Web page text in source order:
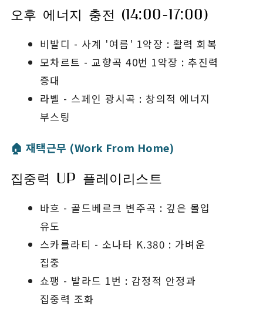
오후 에너지 충전 (14:00-17:00)
비발디 - 사계 '여름' 1악장 : 활력 회복
모차르트 - 교향곡 40번 1악장 : 추진력
증대
라벨 - 스페인 광시곡 : 창의적 에너지
부스팅
🏠 재택근무 (Work From Home)
집중력 UP 플레이리스트
바흐 - 골드베르크 변주곡 : 깊은 몰입
유도
스카를라티 - 소나타 K.380 : 가벼운
집중
쇼팽 - 발라드 1번 : 감정적 안정과
집중력 조화